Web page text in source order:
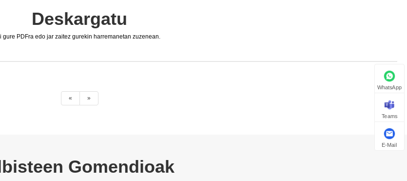
Deskargatu
PDFra edo jar zaitez gurekin harremanetan zuzenean.
« »
Gomendioak
WhatsApp
Teams
E-Mail